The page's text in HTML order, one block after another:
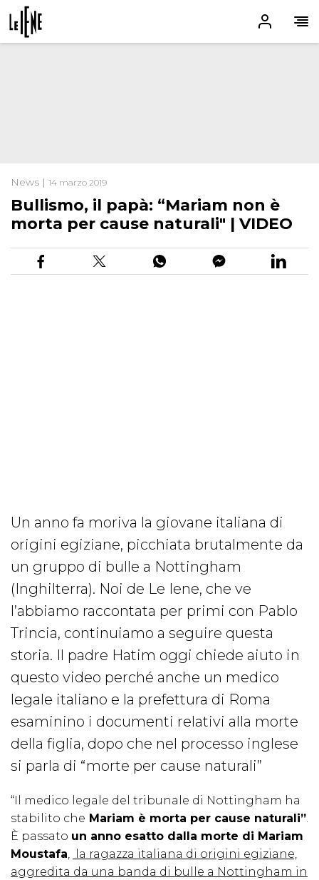
News | 14 marzo 2019
Bullismo, il papà: “Mariam non è
morta per cause naturali" | VIDEO
Un anno fa moriva la giovane italiana di
origini egiziane, picchiata brutalmente da
un gruppo di bulle a Nottingham
(Inghilterra). Noi de Le Iene, che ve
l’abbiamo raccontata per primi con Pablo
Trincia, continuiamo a seguire questa
storia. Il padre Hatim oggi chiede aiuto in
questo video perché anche un medico
legale italiano e la prefettura di Roma
esaminino i documenti relativi alla morte
della figlia, dopo che nel processo inglese
si parla di “morte per cause naturali”
“Il medico legale del tribunale di Nottingham ha
stabilito che Mariam è morta per cause naturali”.
È passato un anno esatto dalla morte di Mariam
Moustafa,
la ragazza italiana di origini egiziane,
aggredita da una banda di bulle a Nottingham in